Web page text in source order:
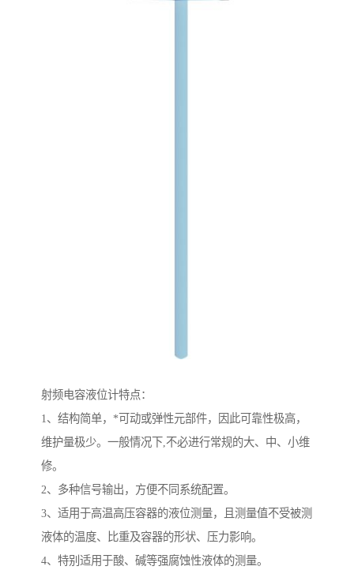
射频电容液位计特点：
1、结构简单，*可动或弹性元部件，因此可靠性极高，
维护量极少。一般情况下,不必进行常规的大、中、小维
修。
2、多种信号输出，方便不同系统配置。
3、适用于高温高压容器的液位测量，且测量值不受被测
液体的温度、比重及容器的形状、压力影响。
4、特别适用于酸、碱等强腐蚀性液体的测量。